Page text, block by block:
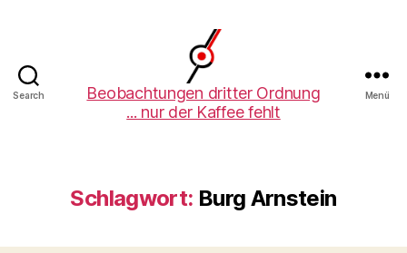
Search
Beobachtungen
dritter
Beobachtungen dritter Ordnung
... nur der Kaffee fehlt
Menü
Schlagwort: Burg Arnstein